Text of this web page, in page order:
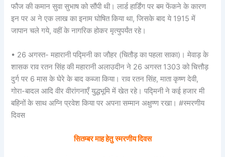
फौज की कमान सुवा सुभाष को सौंपी थी। लार्ड हार्डिंग पर बम फेंकने के कारण
इन पर अ ने एक लाख का इनाम घोषित किया था, जिसके बाद ये 1915 में
जापान चले गये, वहीं के नागरिक होकर मृत्युपर्यंत रहे।
• 26 अगस्त- महारानी पद्मिनी का जौहर (चितौड़ का पहला साका)। मेवाड़ के
शासक राव रतन सिंह की महारानी अलाउदीन ने 26 अगस्त 1303 को चित्तौड़
दुर्ग पर 6 मास के घेरे के बाद कब्जा किया। राव रतन सिंह, माता कृष्ण देवी,
गोरा-बादल आदि वीर वीरांगनाएँ युद्धभूमि में खेत रहे। पद्मिनी ने कई हजार मी
बहिनों के साथ अग्नि प्रवेश किया पर अपना सम्मान अक्षुण्ण रखा। #स्मरणीय
दिवस
सितम्बर माह हेतु स्मरणीय दिवस